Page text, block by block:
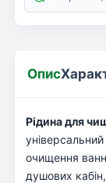
Опис
Рідина для
очищення
душових